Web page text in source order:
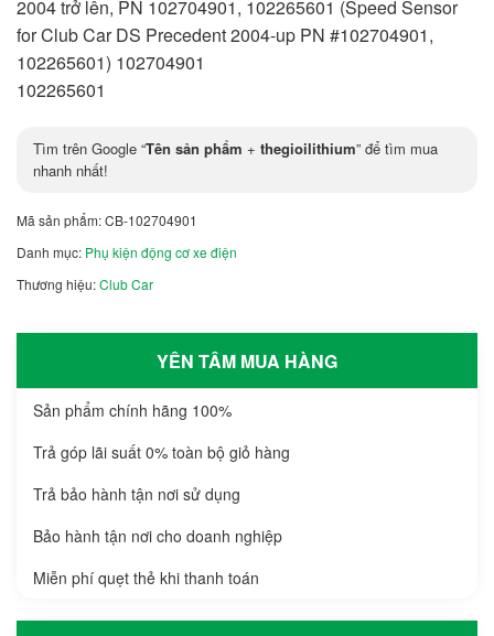
2004 trở lên, PN 102704901, 102265601 (Speed Sensor
for Club Car DS Precedent 2004-up PN #102704901,
102265601) 102704901
102265601
Tìm trên Google “Tên sản phẩm + thegioilithium” để tìm mua
nhanh nhất!
Mã sản phẩm:CB-102704901
Danh mục: Phụ kiện động cơ xe điện
Thương hiệu:Club Car
YÊN TÂM MUA HÀNG
Sản phẩm chính hãng 100%
Trả góp lãi suất 0% toàn bộ giỏ hàng
Trả bảo hành tận nơi sử dụng
Bảo hành tận nơi cho doanh nghiệp
Miễn phí quẹt thẻ khi thanh toán